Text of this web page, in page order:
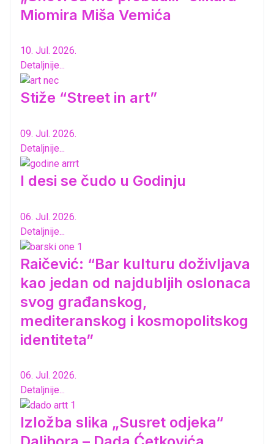
Miomira Miša Vemića
10. Jul. 2026.
Detaljnije...
Stiže “Street in art”
09. Jul. 2026.
Detaljnije...
I desi se čudo u Godinju
06. Jul. 2026.
Detaljnije...
Raičević: “Bar kulturu doživljava
kao jedan od najdubljih oslonaca
svog građanskog,
mediteranskog i kosmopolitskog
identiteta”
06. Jul. 2026.
Detaljnije...
Izložba slika „Susret odjeka“